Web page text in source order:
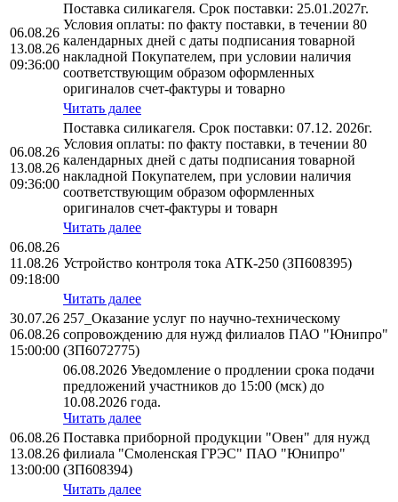
06.08.26
13.08.26
09:36:00
Поставка силикагеля. Срок поставки: 25.01.2027г.
Условия оплаты: по факту поставки, в течении 80
календарных дней с даты подписания товарной
накладной Покупателем, при условии наличия
соответствующим образом оформленных
оригиналов счет-фактуры и товарно
Читать далее
06.08.26
13.08.26
09:36:00
Поставка силикагеля. Срок поставки: 07.12. 2026г.
Условия оплаты: по факту поставки, в течении 80
календарных дней с даты подписания товарной
накладной Покупателем, при условии наличия
соответствующим образом оформленных
оригиналов счет-фактуры и товарн
Читать далее
06.08.26
11.08.26
09:18:00
Устройство контроля тока АТК-250 (ЗП608395)
Читать далее
30.07.26
06.08.26
15:00:00
257_Оказание услуг по научно-техническому
сопровождению для нужд филиалов ПАО "Юнипро"
(ЗП6072775)
06.08.2026 Уведомление о продлении срока подачи
предложений участников до 15:00 (мск) до
10.08.2026 года.
Читать далее
06.08.26
13.08.26
13:00:00
Поставка приборной продукции "Овен" для нужд
филиала "Смоленская ГРЭС" ПАО "Юнипро"
(ЗП608394)
Читать далее